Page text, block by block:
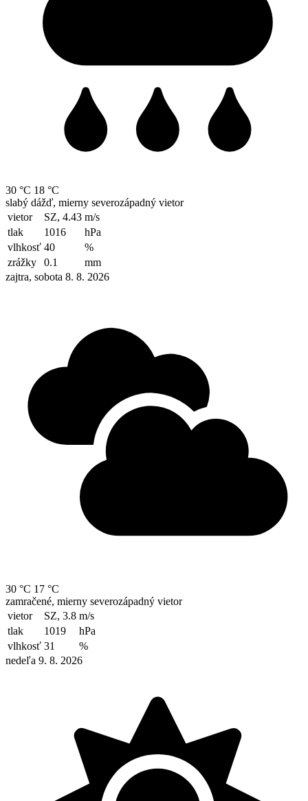
30 °C 18 °C
slabý dážď, mierny severozápadný vietor
vietor
SZ, 4.43 m/s
tlak
1016
hPa
vlhkosť 40
%
zrážky
0.1
mm
zajtra, sobota 8. 8. 2026
30 °C 17 °C
zamračené, mierny severozápadný vietor
vietor
SZ, 3.8 m/s
tlak
1019
hPa
vlhkosť 31
%
nedeľa 9. 8. 2026